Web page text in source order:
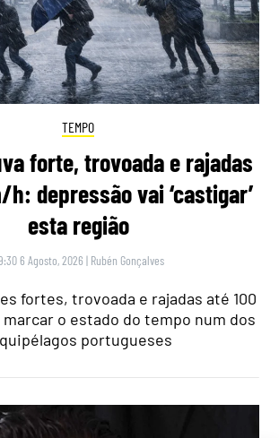
TEMPO
forte, trovoada e rajadas
h: depressão vai ‘castigar’
esta região
6 Agosto, 2026 | Rubén Gonçalves
fortes, trovoada e rajadas até 100
o estado do tempo num dos
portugueses